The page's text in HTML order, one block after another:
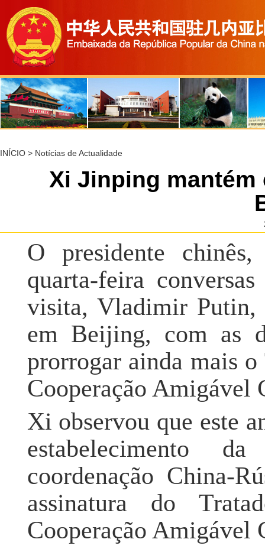
INÍCIO > Notícias de Actualidade
Xi Jinping
O presidente
quarta-feira
visita, Vladimir Putin,
em Beijing, com as
prorrogar ainda mais
Cooperação Amigável
Xi observou que este
estabelecimento
coordenação China-
assinatura do
Cooperação Amigável